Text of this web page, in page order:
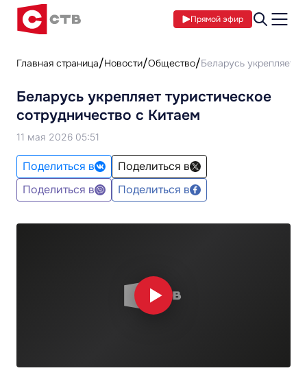
Прямой эфир
Главная страница Новости Общество Беларусь укрепляет
Беларусь укрепляет туристическое
сотрудничество с Китаем
11 мая 2026 05:51
Поделиться в
Поделиться в
Поделиться в
Поделиться в